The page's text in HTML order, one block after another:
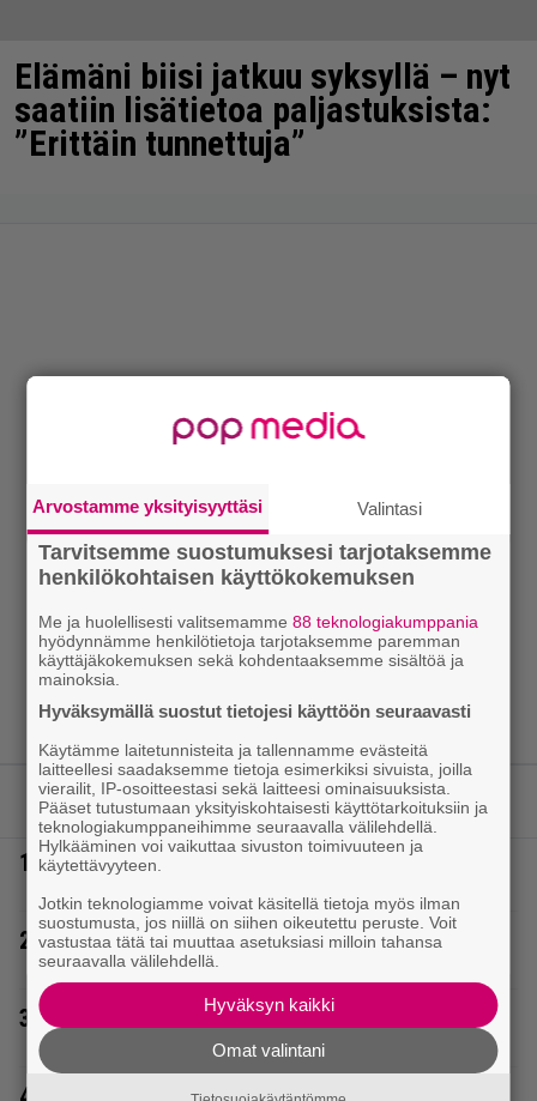
Elämäni biisi jatkuu syksyllä – nyt
saatiin lisätietoa paljastuksista:
”Erittäin tunnettuja”
LUETUIMMAT JUTUT
1.
Tältä näyttää Vappu Pimiän perhelomalla
2.
Poliisilla tehovalvonta – tästä kysymys ja näin
kauan kestää
3.
Katja Ståhl ja Mikko Kuustonen jälleen yhdessä –
herättää kysymyksiä myös julkkiksilta
Poliisilla surullinen ilta Kuopiossa eilen
Arvostamme yksityisyyttäsi Valintasi
Tarvitsemme suostumuksesi tarjotaksemme
henkilökohtaisen käyttökokemuksen
Me ja huolellisesti valitsemamme88 teknologiakumppania
hyödynnämme henkilötietoja tarjotaksemme paremman
käyttäjäkokemuksen sekä kohdentaaksemme sisältöä ja
mainoksia.
Hyväksymällä suostut tietojesi käyttöön seuraavasti
Käytämme laitetunnisteita ja tallennamme evästeitä
laitteellesi saadaksemme tietoja esimerkiksi sivuista, joilla
vierailit, IP-osoitteestasi sekä laitteesi ominaisuuksista.
Pääset tutustumaan yksityiskohtaisesti käyttötarkoituksiin ja
teknologiakumppaneihimme seuraavalla välilehdellä.
Hylkääminen voi vaikuttaa sivuston toimivuuteen ja
käytettävyyteen.
Jotkin teknologiamme voivat käsitellä tietoja myös ilman
suostumusta, jos niillä on siihen oikeutettu peruste. Voit
vastustaa tätä tai muuttaa asetuksiasi milloin tahansa
seuraavalla välilehdellä.
Hyväksyn kaikki
Omat valintani